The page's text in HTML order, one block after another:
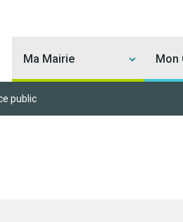
Ma Mairie Mon
public